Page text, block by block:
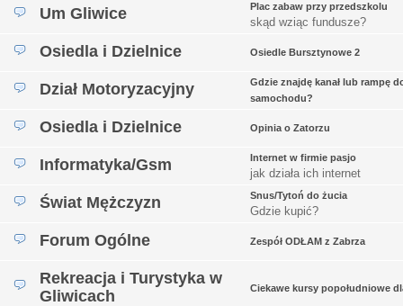
Um Gliwice Plac zabaw przy przedszkolu
skąd wziąc fundusze?
Osiedla i Dzielnice Osiedle Bursztynowe 2
Dział Motoryzacyjny
Gdzie znajdę kanał lub rampę
samochodu?
Osiedla i Dzielnice Opinia o Zatorzu
Informatyka/Gsm Internet w firmie pasjo
jak działa ich internet
Świat Mężczyzn Snus/Tytoń do żucia
Gdzie kupić?
Forum Ogólne Zespół ODŁAM z Zabrza
Rekreacja i Turystyka w
Gliwicach
Ciekawe kursy popołudniowe